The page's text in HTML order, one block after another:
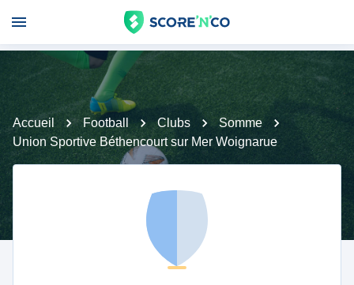
Accueil Football Clubs
Somme
Union Sportive Béthencourt sur Mer Woignarue